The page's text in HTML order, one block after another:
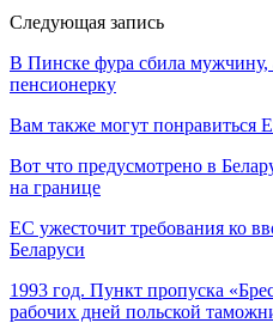
Следующая запись
В Пинске фура сбила мужчину,
пенсионерку
Вам также могут понравиться
Вот что предусмотрено в
на границе
ЕС ужесточит требования ко
Беларуси
1993 год. Пункт пропуска
рабочих дней польской